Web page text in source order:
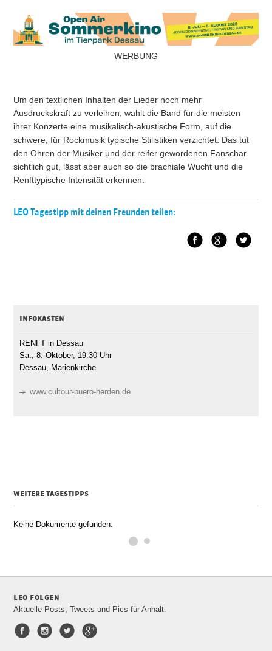
WERBUNG
Um den textlichen Inhalten der Lieder noch mehr
Ausdruckskraft zu verleihen, wählt die Band für die meisten
ihrer Konzerte eine musikalisch-akustische Form, auf die
schwere, für Rockmusik typische Stilistiken verzichtet. Das tut
den Ohren der Musiker und der reifer gewordenen Fanschar
sichtlich gut, lässt aber auch so die brachiale Wucht und die
Renfttypische Intensität erkennen.
LEO Tagestipp mit deinen Freunden teilen:
FacebookGoogle+
infokasten
RENFT in Dessau
Sa., 8. Oktober, 19.30 Uhr
Dessau, Marienkirche
www.cultour-buero-herden.de
weitere tagestipps
Keine Dokumente gefunden.
leo folgen
Aktuelle Posts, Tweets und Pics für Anhalt.
FacebookInstagram
Twitter